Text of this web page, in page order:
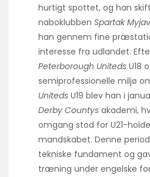
hurtigt spottet, og han
naboklubben Spartak
han gennem fine
interesse fra udlandet.
Peterborough Uniteds U18
semiprofessionelle miljø
Uniteds U19 blev han i
Derby Countys akademi,
omgang stod for U21-
mandskabet. Denne
tekniske fundament og
træning under engelske